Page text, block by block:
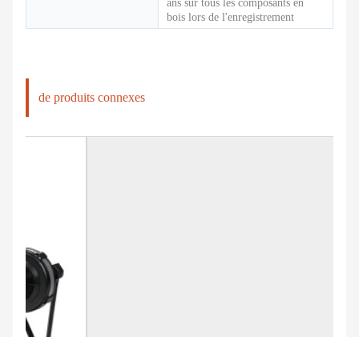
ans sur tous les composants en
bois lors de l'enregistrement
de produits connexes